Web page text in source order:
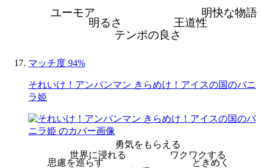
明快な物語
王道性
テンポの良さ
明るさ
ユーモア
マッチ度 94%
それいけ！アンパンマン きらめけ！アイスの国のバニ
ラ姫
勇気をもらえる
ワクワクする
ときめく
思慮を巡らす
世界に浸れる